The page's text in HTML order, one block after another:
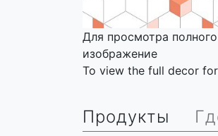
Для просмотра
изображение
To view the full decor
Продукты